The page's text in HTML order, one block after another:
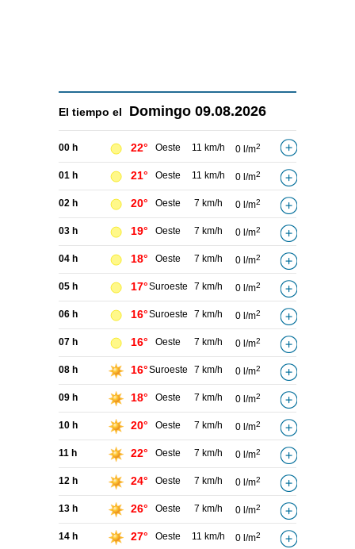
El tiempo el Domingo 09.08.2026
00 h 22° Oeste 11 km/h 0 l/m2
01 h 21° Oeste 11 km/h 0 l/m2
02 h 20° Oeste 7 km/h 0 l/m2
03 h 19° Oeste 7 km/h 0 l/m2
04 h 18° Oeste 7 km/h 0 l/m2
05 h 17°Suroeste 7 km/h 0 l/m2
06 h 16°Suroeste 7 km/h 0 l/m2
07 h 16° Oeste 7 km/h 0 l/m2
08 h 16°Suroeste 7 km/h 0 l/m2
09 h 18° Oeste 7 km/h 0 l/m2
10 h 20° Oeste 7 km/h 0 l/m2
11 h 22° Oeste 7 km/h 0 l/m2
12 h 24° Oeste 7 km/h 0 l/m2
13 h 26° Oeste 7 km/h 0 l/m2
14 h 27° Oeste 11 km/h 0 l/m2